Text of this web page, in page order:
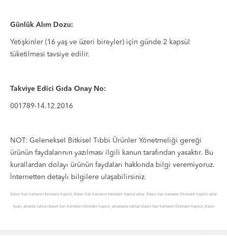
Günlük Alım Dozu:
Yetişkinler (16 yaş ve üzeri bireyler) için günde 2 kapsül
tüketilmesi tavsiye edilir.
Takviye Edici Gıda Onay No:
001789-14.12.2016
NOT: Geleneksel Bitkisel Tıbbi Ürünler Yönetmeliği gereği
ürünün faydalarının yazılması ilgili kanun tarafından yasaktır. Bu
kurallardan dolayı ürünün faydaları hakkında bilgi veremiyoruz.
İnternetten detaylı bilgilere ulaşabilirsiniz.
Balen Sarı Kantaron Ekstraktı Kapsül, Balen Sarı Kantaron Ekstraktı Kapsül aktar, Balen Sarı Kantaron Ekstraktı Kapsül aktar
fiyatı, aktarda satılan Balen Sarı Kantaron Ekstraktı Kapsül, aktarlarda satılan Balen Sarı Kantaron Ekstraktı Kapsül, Balen